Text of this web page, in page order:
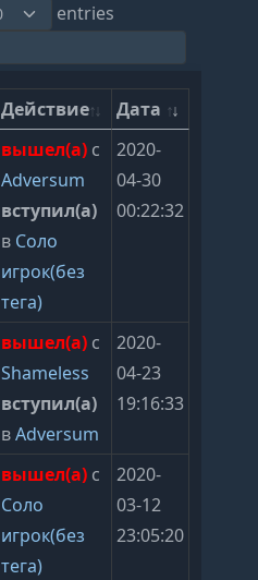
entries
Действие
Дата
вышел(а) с
Adversum
вступил(а)
в Соло
игрок(без
тега)
2020-
04-30
00:22:32
вышел(а) с
Shameless
вступил(а)
вAdversum
2020-
04-23
19:16:33
вышел(а) с
Соло
игрок(без
тега)
2020-
03-12
23:05:20